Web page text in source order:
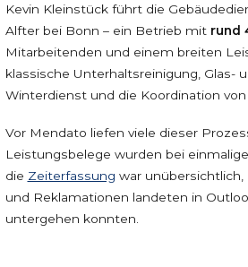
Kevin Kleinstück führt die
Alfter bei Bonn – ein Betrieb mit rund
Mitarbeitenden und einem breiten
klassische Unterhaltsreinigung, Glas-
Winterdienst und die Koordination
Vor Mendato liefen viele dieser
Leistungsbelege wurden bei
die Zeiterfassung war
und Reklamationen landeten in
untergehen konnten.